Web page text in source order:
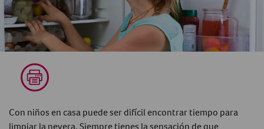
Con niños en casa puede ser difícil encontrar tiempo para
limpiar la nevera. Siempre tienes la sensación de que